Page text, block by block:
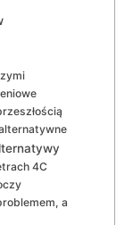
4C
a